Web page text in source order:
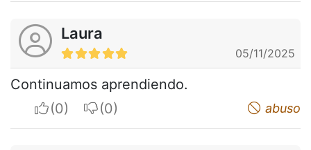
Laura
05/11/2025
Continuamos aprendiendo.
I apreciateI do not appreciate abuso